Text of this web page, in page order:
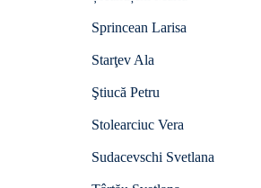
Sprincean Larisa
Starţev Ala
Ştiucă Petru
Stolearciuc Vera
Sudacevschi Svetlana